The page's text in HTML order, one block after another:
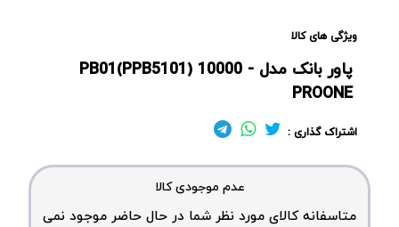
ویژگی های کالا
پاور بانک مدل PB01(PPB5101) 10000 -
PROONE
اشتراک گذاری :
عدم موجودی کالا
متاسفانه کالای مورد نظر شما در حال حاضر موجود نمی